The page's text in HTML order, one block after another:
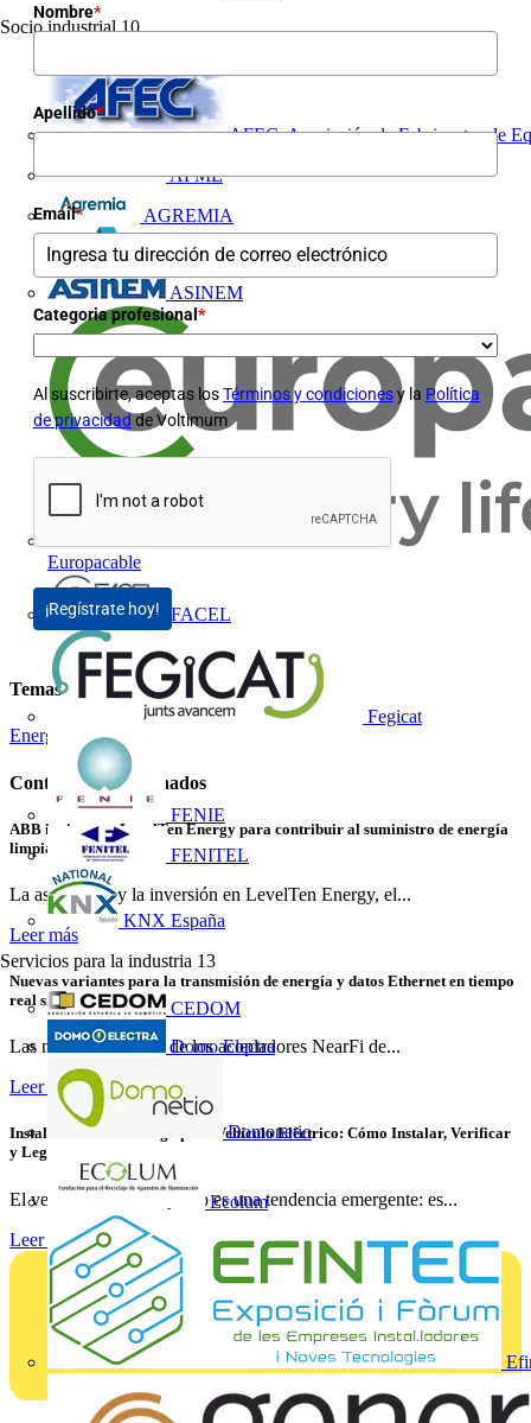
Socio industrial 10
AFEC, Asociación de Fabricantes de
AFME
AGREMIA
ASINEM
Europacable
FACEL
Fegicat
FENIE
FENITEL
KNX España
Servicios para la industria 13
CEDOM
Domo Electra
Domonetio
Ecolum
Nombre*
Apellido*
Email*
Categoria profesional *
Al suscribirte, aceptas losTérminos y condicionesy la Política
de privacidadde Voltimum
¡Regístrate hoy!
Temas
Energías renovables
Contenidos relacionados
ABB invierte en LevelTen Energy para contribuir al suministro de energía
limpia
La asociación y la inversión en LevelTen Energy, el...
Leer más
Nuevas variantes para la transmisión de energía y datos Ethernet en tiempo
real sin contacto
Las nuevas variantes de los acopladores NearFi de...
Leer más
Instalaciones de Recarga para Vehículo Eléctrico: Cómo Instalar, Verificar
y Legalizar con Éxito
El vehículo eléctrico ya no es una tendencia emergente: es...
Leer más